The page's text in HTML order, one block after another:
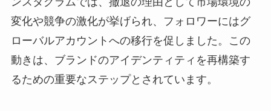
変化や競争の激化が挙げられ、フォロワーにはグ
ローバルアカウントへの移行を促しました。この
動きは、ブランドのアイデンティティを再構築す
るための重要なステップとされています。